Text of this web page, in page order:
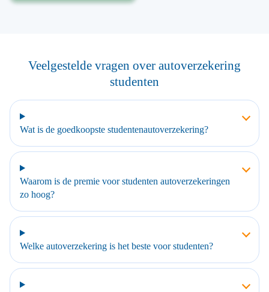
Veelgestelde vragen over autoverzekering
studenten
Wat is de goedkoopste studentenautoverzekering?
Waarom is de premie voor studenten autoverzekeringen
zo hoog?
Welke autoverzekering is het beste voor studenten?